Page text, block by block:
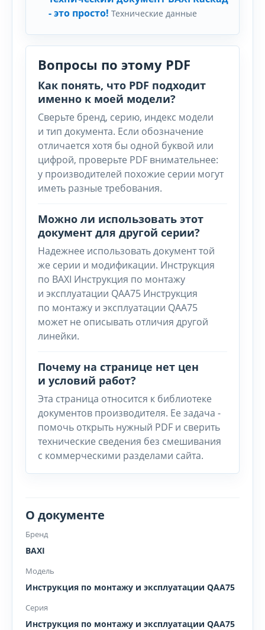
- это просто! Технические данные
Вопросы по этому PDF
Как понять, что PDF подходит
именно к моей модели?
Сверьте бренд, серию, индекс модели
и тип документа. Если обозначение
отличается хотя бы одной буквой или
цифрой, проверьте PDF внимательнее:
у производителей похожие серии могут
иметь разные требования.
Можно ли использовать этот
документ для другой серии?
Надежнее использовать документ той
же серии и модификации. Инструкция
по BAXI Инструкция по монтажу
и эксплуатации QAA75 Инструкция
по монтажу и эксплуатации QAA75
может не описывать отличия другой
линейки.
Почему на странице нет цен
и условий работ?
Эта страница относится к библиотеке
документов производителя. Ее задача -
помочь открыть нужный PDF и сверить
технические сведения без смешивания
с коммерческими разделами сайта.
О документе
Бренд
BAXI
Модель
Инструкция по монтажу и эксплуатации QAA75
Серия
Инструкция по монтажу и эксплуатации QAA75